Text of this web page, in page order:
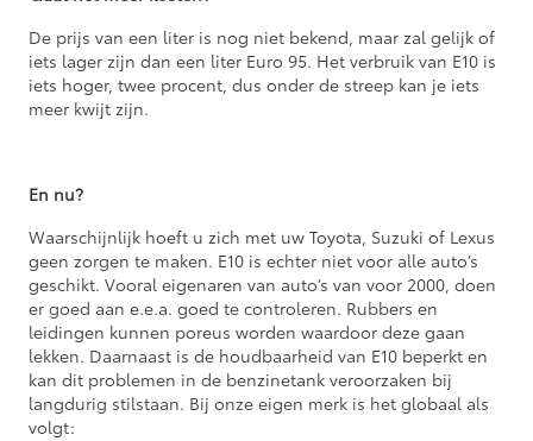
De prijs van een liter is nog niet bekend, maar zal gelijk of
iets lager zijn dan een liter Euro 95. Het verbruik van E10 is
iets hoger, twee procent, dus onder de streep kan je iets
meer kwijt zijn.
En nu?
Waarschijnlijk hoeft u zich met uw Toyota, Suzuki of Lexus
geen zorgen te maken. E10 is echter niet voor alle auto’s
geschikt. Vooral eigenaren van auto’s van voor 2000, doen
er goed aan e.e.a. goed te controleren. Rubbers en
leidingen kunnen poreus worden waardoor deze gaan
lekken. Daarnaast is de houdbaarheid van E10 beperkt en
kan dit problemen in de benzinetank veroorzaken bij
langdurig stilstaan. Bij onze eigen merk is het globaal als
volgt: